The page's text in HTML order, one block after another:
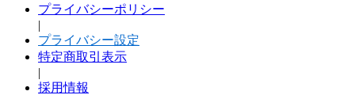
プライバシーポリシー
|
プライバシー設定
特定商取引表示
|
採用情報